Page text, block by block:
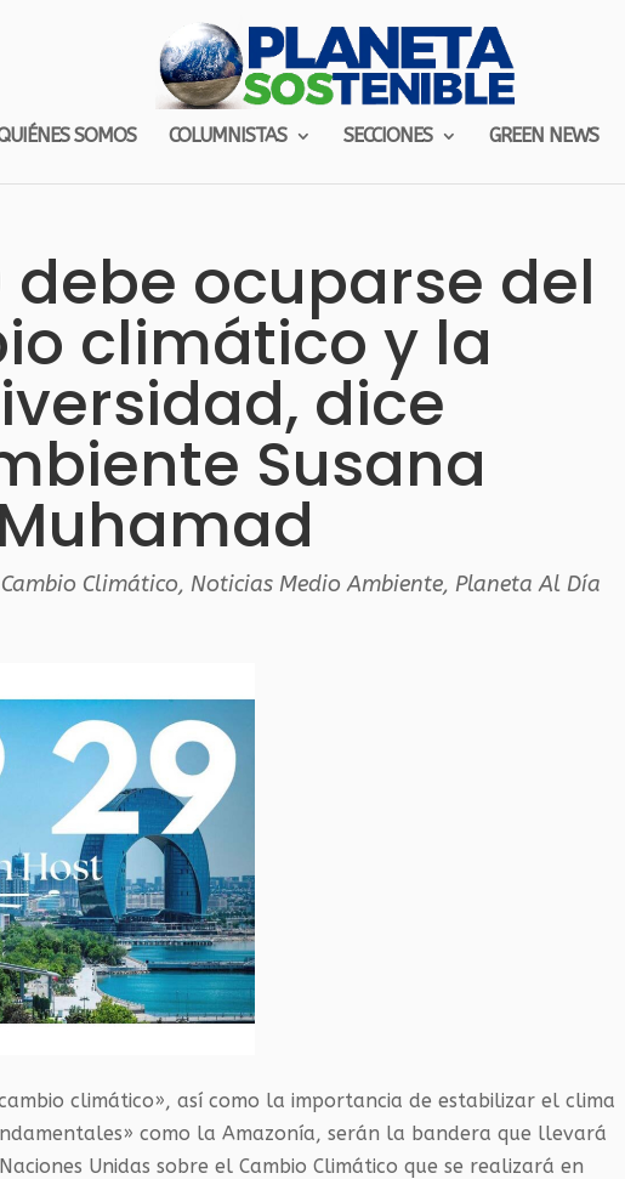
SOMOS COLUMNISTAS SECCIONES GREEN NEWS
debe ocuparse del
climático y la
dice
Susana
Muhamad
Cambio Climático,Noticias Medio Ambiente,Planeta Al Día
climático», así como la importancia de estabilizar el clima
como la Amazonía, serán la bandera que llevará
Unidas sobre el Cambio Climático que se realizará en